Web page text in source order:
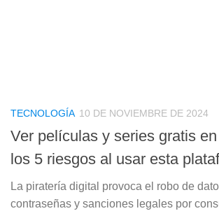
TECNOLOGÍA 10 DE NOVIEMBRE DE 2024
Ver películas y series gratis
los 5 riesgos al usar esta
La piratería digital provoca el robo de
contraseñas y sanciones legales por